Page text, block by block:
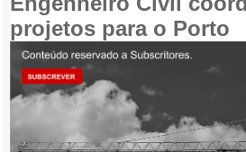
projetos para o Porto